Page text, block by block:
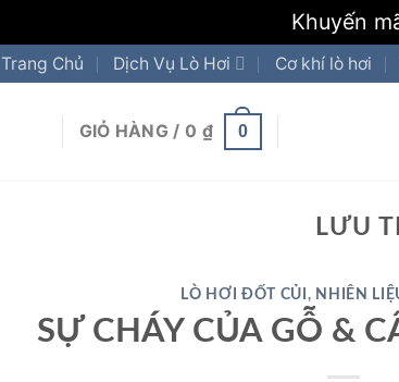
Khuyến
Trang Chủ Dịch Vụ Lò Hơi Cơ khí lò hơi
GIỎ HÀNG / 0 ₫ 0
LƯU
LÒ HƠI ĐỐT CỦI , NHIÊN
SỰ CHÁY CỦA GỖ &